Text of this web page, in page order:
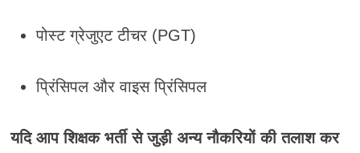
पोस्ट ग्रेजुएट टीचर (PGT)
प्रिंसिपल और वाइस प्रिंसिपल
यदि आप शिक्षक भर्ती से जुड़ी अन्य नौकरियों की तलाश कर